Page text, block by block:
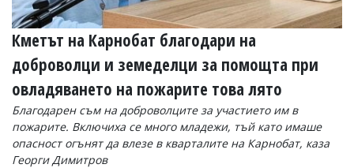
Кметът на Карнобат благодари на
доброволци и земеделци за помощта при
овладяването на пожарите това лято
Благодарен съм на доброволците за участието им в
пожарите. Включиха се много младежи, тъй като имаше
опасност огънят да влезе в кварталите на Карнобат, каза
Георги Димитров